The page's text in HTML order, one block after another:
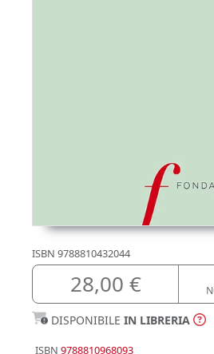
ISBN 9788810432044
28,00 €
DISPONIBILE IN LIBRERIA
ISBN 9788810968093